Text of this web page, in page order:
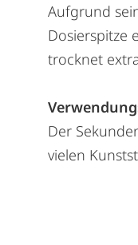
Aufgrund
Dosierspitze
trocknet
Der
vielen